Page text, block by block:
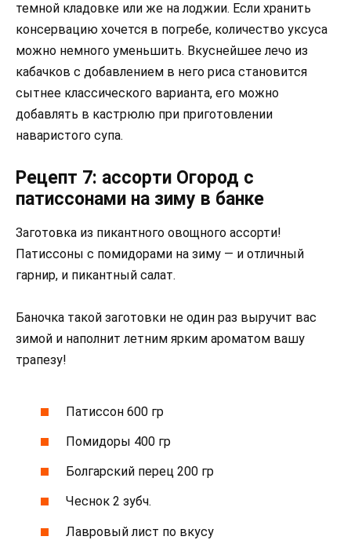
темной кладовке или же на лоджии. Если хранить
консервацию хочется в погребе, количество уксуса
можно немного уменьшить. Вкуснейшее лечо из
кабачков с добавлением в него риса становится
сытнее классического варианта, его можно
добавлять в кастрюлю при приготовлении
наваристого супа.
Рецепт 7: ассорти Огород с
патиссонами на зиму в банке
Заготовка из пикантного овощного ассорти!
Патиссоны с помидорами на зиму — и отличный
гарнир, и пикантный салат.
Баночка такой заготовки не один раз выручит вас
зимой и наполнит летним ярким ароматом вашу
трапезу!
Патиссон 600 гр
Помидоры 400 гр
Болгарский перец 200 гр
Чеснок 2 зубч.
Лавровый лист по вкусу